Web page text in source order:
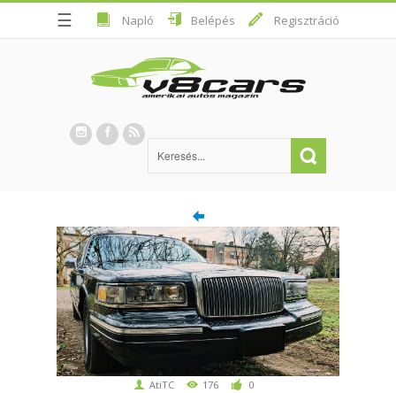
☰ Napló Belépés Regisztráció
AtiTC 176 0